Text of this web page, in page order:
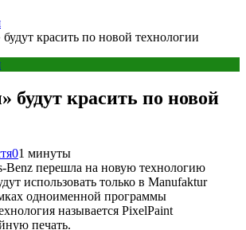
красить по новой технологии
будут красить по новой
01 минуты
Benz перешла на новую технологию
использовать только в Manufaktur
одноименной программы
называется PixelPaint
печать.